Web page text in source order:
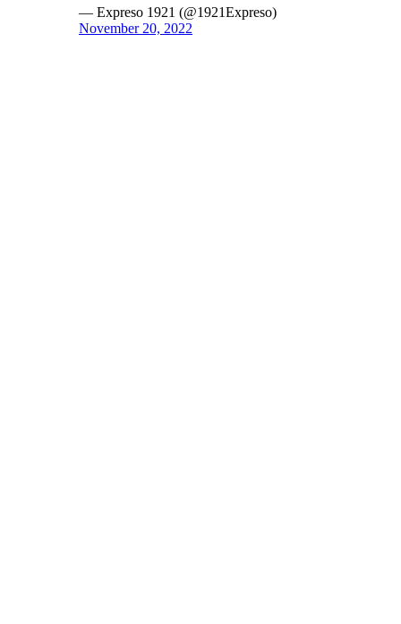
— Expreso 1921 (@1921Expreso)
November 20, 2022